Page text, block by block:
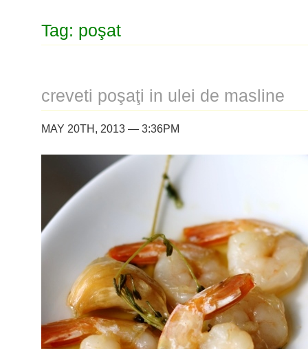
Tag: poşat
creveti poşaţi in ulei de masline
MAY 20TH, 2013 — 3:36PM